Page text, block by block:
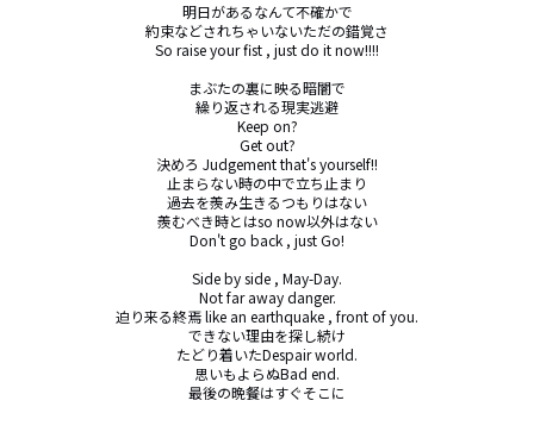
明日があるなんて不確かで
約束などされちゃいないただの錯覚さ
So raise your fist , just do it now!!!!
まぶたの裏に映る暗闇で
繰り返される現実逃避
Keep on?
Get out?
決めろ Judgement that's yourself!!
止まらない時の中で立ち止まり
過去を羨み生きるつもりはない
羨むべき時とはso now以外はない
Don't go back , just Go!
Side by side , May-Day.
Not far away danger.
迫り来る終焉 like an earthquake , front of you.
できない理由を探し続け
たどり着いたDespair world.
思いもよらぬBad end.
最後の晩餐はすぐそこに